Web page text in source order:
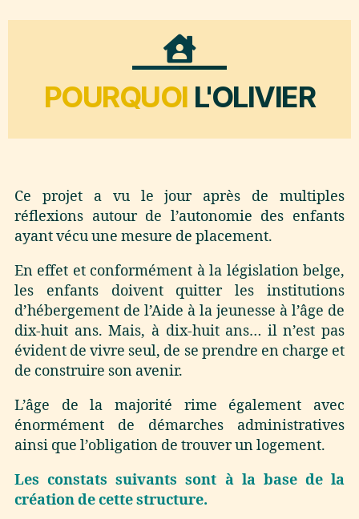
POURQUOI L'OLIVIER
Ce projet a vu le jour après de multiples
réflexions autour de l’autonomie des enfants
ayant vécu une mesure de placement.
En effet et conformément à la législation belge,
les enfants doivent quitter les institutions
d’hébergement de l’Aide à la jeunesse à l’âge de
dix-huit ans. Mais, à dix-huit ans… il n’est pas
évident de vivre seul, de se prendre en charge et
de construire son avenir.
L’âge de la majorité rime également avec
énormément de démarches administratives
ainsi que l’obligation de trouver un logement.
Les constats suivants sont à la base de la
création de cette structure.